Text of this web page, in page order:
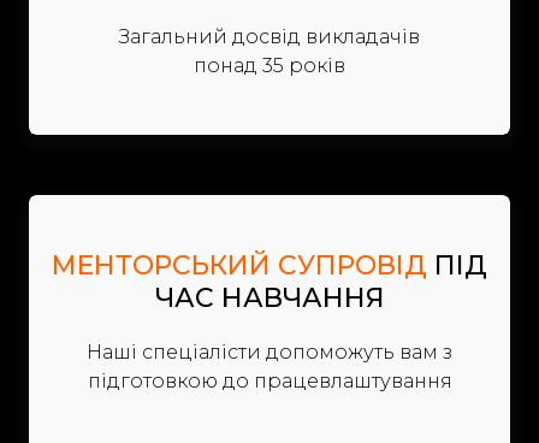
Загальний досвід викладачів
понад 35 років
МЕНТОРСЬКИЙ СУПРОВІД ПІД
ЧАС НАВЧАННЯ
Наші спеціалісти допоможуть вам з
підготовкою до працевлаштування